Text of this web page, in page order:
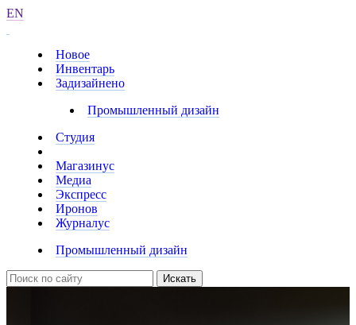
EN
Новое
Инвентарь
Задизайнено
Промышленный дизайн
Студия
Магазинус
Медиа
Экспресс
Иронов
Журналус
Промышленный дизайн
Искать